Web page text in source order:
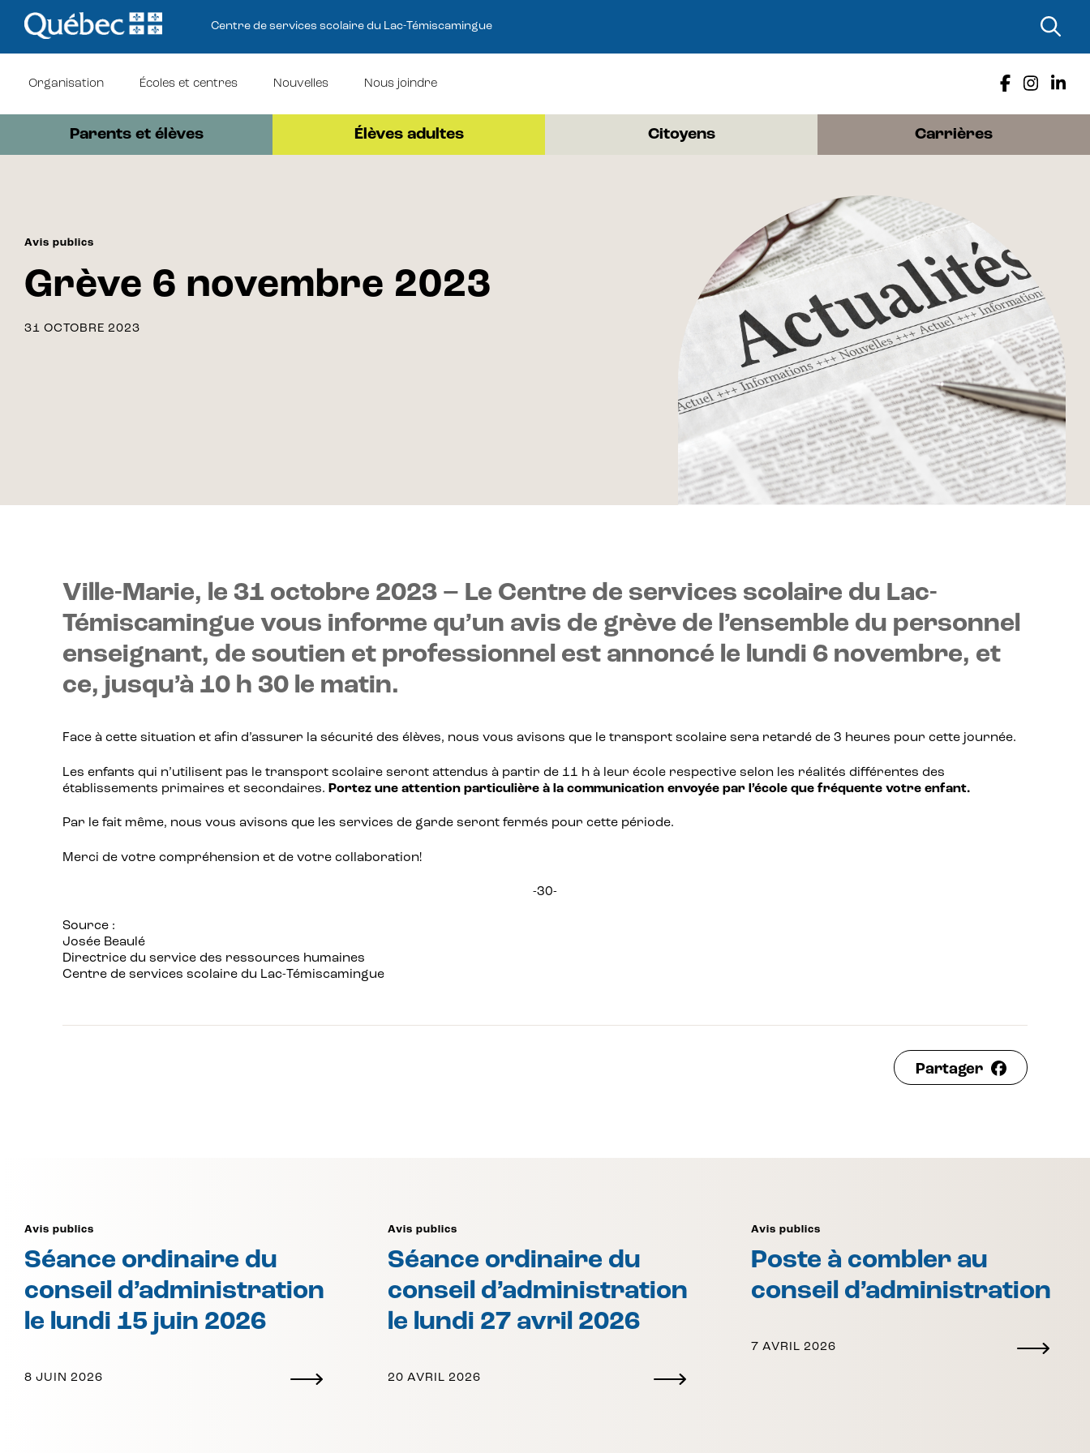
Centre de services scolaire du Lac-Témiscamingue
Organisation Écoles et centres Nouvelles Nous joindre
Parents et élèves Élèves adultes Citoyens Carrières
Avis publics
Grève 6 novembre 2023
31 OCTOBRE 2023
Ville-Marie, le 31 octobre 2023 – Le Centre de services scolaire du Lac-
Témiscamingue vous informe qu’un avis de grève de l’ensemble du personnel
enseignant, de soutien et professionnel est annoncé le lundi 6 novembre, et
ce, jusqu’à 10 h 30 le matin.
Face à cette situation et afin d’assurer la sécurité des élèves, nous vous avisons que le transport scolaire sera retardé de 3 heures pour cette journée.
Les enfants qui n’utilisent pas le transport scolaire seront attendus à partir de 11 h à leur école respective selon les réalités différentes des
établissements primaires et secondaires. Portez une attention particulière à la communication envoyée par l’école que fréquente votre enfant.
Par le fait même, nous vous avisons que les services de garde seront fermés pour cette période.
Merci de votre compréhension et de votre collaboration!
-30-
Source :
Josée Beaulé
Directrice du service des ressources humaines
Centre de services scolaire du Lac-Témiscamingue
Partager
Avis publics
Séance ordinaire du
conseil d’administration
le lundi 15 juin 2026
8 JUIN 2026
Avis publics
Séance ordinaire du
conseil d’administration
le lundi 27 avril 2026
20 AVRIL 2026
Avis publics
Poste à combler au
conseil d’administration
7 AVRIL 2026